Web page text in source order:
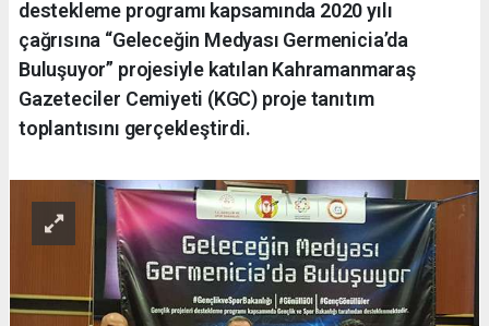
destekleme programı kapsamında 2020 yılı
çağrısına “Geleceğin Medyası Germenicia’da
Buluşuyor” projesiyle katılan Kahramanmaraş
Gazeteciler Cemiyeti (KGC) proje tanıtım
toplantısını gerçekleştirdi.